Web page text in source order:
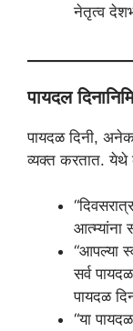
नेतृत्व
पायदल
पायदळ दिनी,
व्यक्त करतात. येथे
आत्म्यांना
“आपल्या
सर्व
पायदळ
“या